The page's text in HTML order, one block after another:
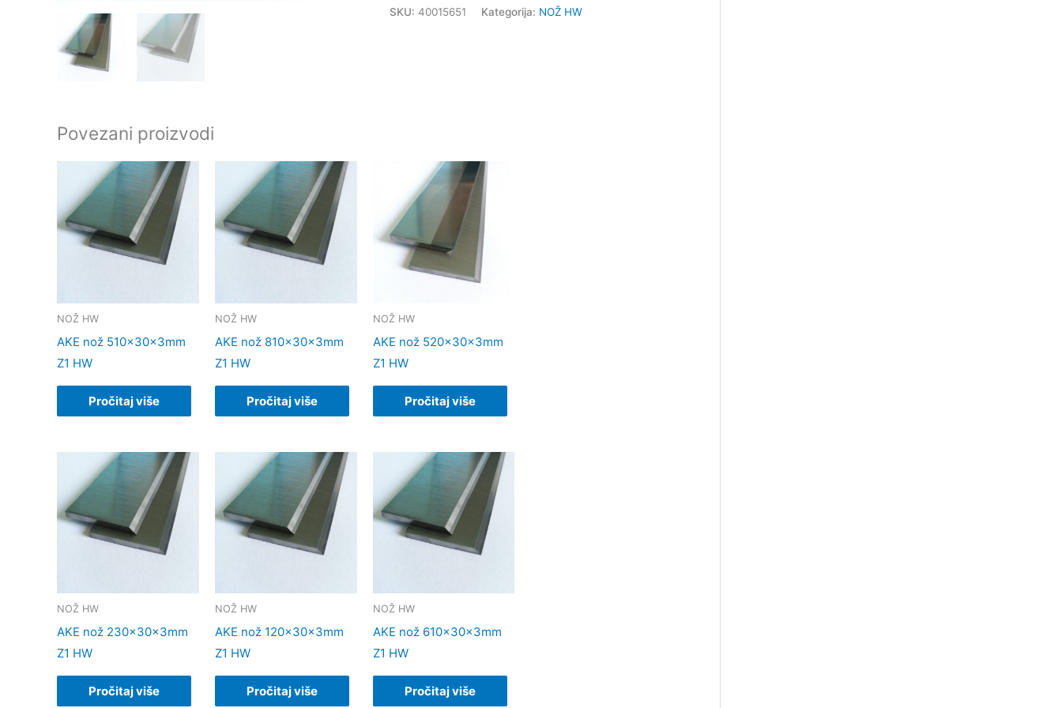
SKU: 40015651 Kategorija: NOŽ HW
Povezani proizvodi
NOŽ HW
AKE nož 510x30x3mm
Z1 HW
Pročitaj više
NOŽ HW
AKE nož 810x30x3mm
Z1 HW
Pročitaj više
NOŽ HW
AKE nož 520x30x3mm
Z1 HW
Pročitaj više
NOŽ HW
AKE nož 230x30x3mm
Z1 HW
Pročitaj više
NOŽ HW
AKE nož 120x30x3mm
Z1 HW
Pročitaj više
NOŽ HW
AKE nož 610x30x3mm
Z1 HW
Pročitaj više